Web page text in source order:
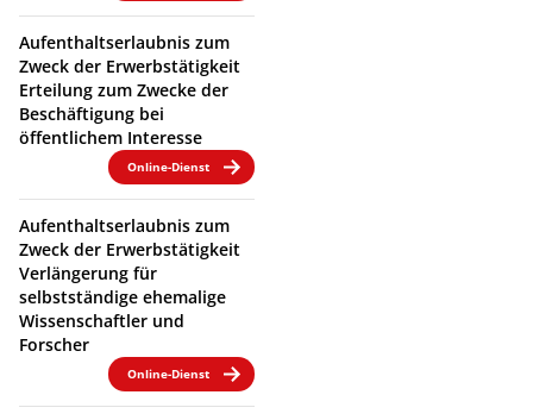
Aufenthaltserlaubnis zum
Zweck der Erwerbstätigkeit
Erteilung zum Zwecke der
Beschäftigung bei
öffentlichem Interesse
Online-Dienst
Aufenthaltserlaubnis zum
Zweck der Erwerbstätigkeit
Verlängerung für
selbstständige ehemalige
Wissenschaftler und
Forscher
Online-Dienst